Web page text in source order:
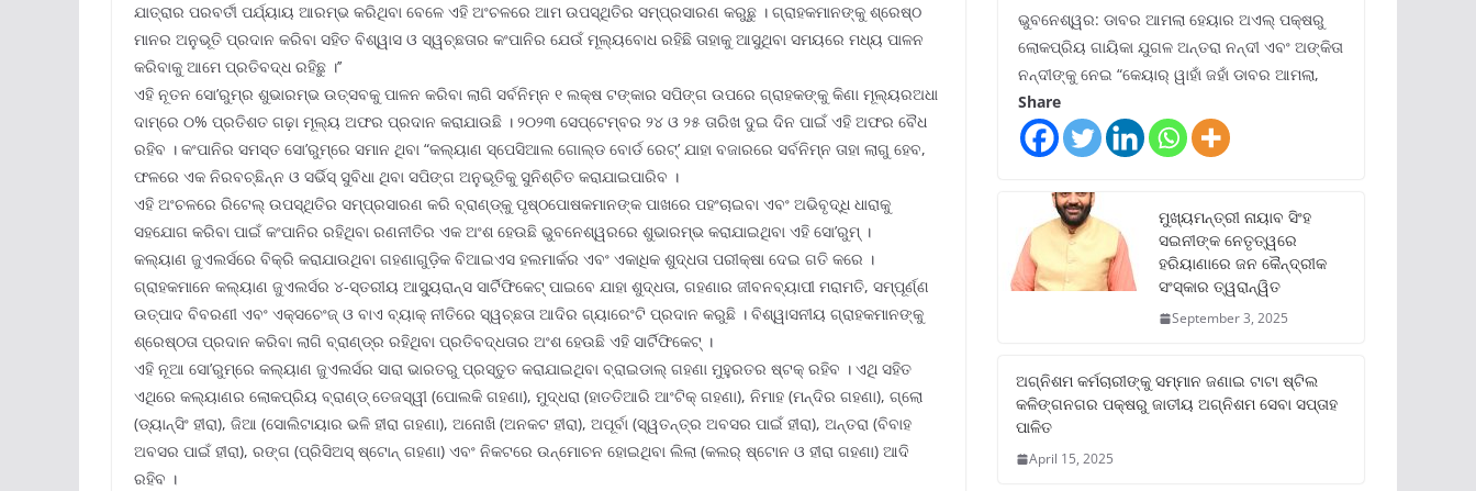
ଯାତ୍ରାର ପରବର୍ତୀ ପର୍ଯ୍ୟାୟ ଆରମ୍ଭ କରିଥିବା ବେଳେ ଏହି ଅଂଚଳରେ ଆମ ଉପସ୍ଥିତିର ସମ୍ପ୍ରସାରଣ କରୁଛୁ । ଗ୍ରାହକମାନଙ୍କୁ ଶ୍ରେଷ୍ଠ
ମାନର ଅନୁଭୂତି ପ୍ରଦାନ କରିବା ସହିତ ବିଶ୍ୱାସ ଓ ସ୍ୱଚ୍ଛତାର କଂପାନିର ଯେଉଁ ମୂଲ୍ୟବୋଧ ରହିଛି ତାହାକୁ ଆସୁଥିବା ସମୟରେ ମଧ୍ୟ ପାଳନ
କରିବାକୁ ଆମେ ପ୍ରତିବଦ୍ଧ ରହିଛୁ ।’’
ଏହି ନୂତନ ସୋ’ରୁମ୍‌ର ଶୁଭାରମ୍ଭ ଉତ୍ସବକୁ ପାଳନ କରିବା ଲାଗି ସର୍ବନିମ୍ନ ୧ ଲକ୍ଷ ଟଙ୍କାର ସପିଙ୍ଗ ଉପରେ ଗ୍ରାହକଙ୍କୁ କିଣା ମୂଲ୍ୟରଅଧା
ଦାମ୍‌ରେ ୦% ପ୍ରତିଶତ ଗଢ଼ା ମୂଲ୍ୟ ଅଫର ପ୍ରଦାନ କରାଯାଉଛି । ୨୦୨୩ ସେପ୍ଟେମ୍ବର ୨୪ ଓ ୨୫ ତାରିଖ ଦୁଇ ଦିନ ପାଇଁ ଏହି ଅଫର ବୈଧ
ରହିବ । କଂପାନିର ସମସ୍ତ ସୋ’ରୁମ୍‌ରେ ସମାନ ଥିବା “କଲ୍ୟାଣ ସ୍ପେସିଆଲ ଗୋଲ୍ଡ ବୋର୍ଡ ରେଟ୍‌’ ଯାହା ବଜାରରେ ସର୍ବନିମ୍ନ ତାହା ଲାଗୁ ହେବ,
ଫଳରେ ଏକ ନିରବଚ୍ଛିନ୍ନ ଓ ସର୍ଭିସ୍ ସୁବିଧା ଥିବା ସପିଙ୍ଗ ଅନୁଭୂତିକୁ ସୁନିଶ୍ଚିତ କରାଯାଇପାରିବ ।
ଏହି ଅଂଚଳରେ ରିଟେଲ୍ ଉପସ୍ଥିତିର ସମ୍ପ୍ରସାରଣ କରି ବ୍ରାଣ୍ଡ୍‌କୁ ପୃଷ୍ଠପୋଷକମାନଙ୍କ ପାଖରେ ପହଂଚାଇବା ଏବଂ ଅଭିବୃଦ୍ଧି ଧାରାକୁ
ସହଯୋଗ କରିବା ପାଇଁ କଂପାନିର ରହିଥିବା ରଣନୀତିର ଏକ ଅଂଶ ହେଉଛି ଭୁବନେଶ୍ୱରରେ ଶୁଭାରମ୍ଭ କରାଯାଇଥିବା ଏହି ସୋ’ରୁମ୍ ।
କଲ୍ୟାଣ ଜୁଏଲର୍ସରେ ବିକ୍ରି କରାଯାଉଥିବା ଗହଣାଗୁଡ଼ିକ ବିଆଇଏସ ହଲମାର୍କର ଏବଂ ଏକାଧିକ ଶୁଦ୍ଧତା ପରୀକ୍ଷା ଦେଇ ଗତି କରେ ।
ଗ୍ରାହକମାନେ କଲ୍ୟାଣ ଜୁଏଲର୍ସର ୪-ସ୍ତରୀୟ ଆସ୍ୟୁରାନ୍ସ ସାର୍ଟିଫିକେଟ୍ ପାଇବେ ଯାହା ଶୁଦ୍ଧତା, ଗହଣାର ଜୀବନବ୍ୟାପୀ ମରାମତି, ସମ୍ପୂର୍ଣ୍ଣ
ଉତ୍ପାଦ ବିବରଣୀ ଏବଂ ଏକ୍ସଚେଂଜ୍ ଓ ବାଏ ବ୍ୟାକ୍ ନୀତିରେ ସ୍ୱଚ୍ଛତା ଆଦିର ଗ୍ୟାରେଂଟି ପ୍ରଦାନ କରୁଛି । ବିଶ୍ୱାସନୀୟ ଗ୍ରାହକମାନଙ୍କୁ
ଶ୍ରେଷ୍ଠତା ପ୍ରଦାନ କରିବା ଲାଗି ବ୍ରାଣ୍ଡ୍‌ର ରହିଥିବା ପ୍ରତିବଦ୍ଧତାର ଅଂଶ ହେଉଛି ଏହି ସାର୍ଟିଫିକେଟ୍ ।
ଏହି ନୂଆ ସୋ’ରୁମ୍‌ରେ କଲ୍ୟାଣ ଜୁଏଲର୍ସର ସାରା ଭାରତରୁ ପ୍ରସ୍ତୁତ କରାଯାଇଥିବା ବ୍ରାଇଡାଲ୍ ଗହଣା ମୁହୁରତର ଷ୍ଟକ୍ ରହିବ । ଏଥି ସହିତ
ଏଥିରେ କଲ୍ୟାଣର ଲୋକପ୍ରିୟ ବ୍ରାଣ୍ଡ୍ ତେଜସ୍ୱୀ (ପୋଲକି ଗହଣା), ମୁଦ୍ଧରା (ହାତତିଆରି ଆଂଟିକ୍ ଗହଣା), ନିମାହ (ମନ୍ଦିର ଗହଣା), ଗ୍ଲୋ
(ଡ୍ୟାନ୍‌ସିଂ ହୀରା), ଜିଆ (ସୋଲିଟାୟାର ଭଳି ହୀରା ଗହଣା), ଅନୋଖି (ଅନକଟ ହୀରା), ଅପୂର୍ବା (ସ୍ୱତନ୍ତ୍ର ଅବସର ପାଇଁ ହୀରା), ଅନ୍ତରା (ବିବାହ
ଅବସର ପାଇଁ ହୀରା), ରଙ୍ଗ (ପ୍ରିସିଅସ୍ ଷ୍ଟୋନ୍ ଗହଣା) ଏବଂ ନିକଟରେ ଉନ୍ମୋଚନ ହୋଇଥିବା ଲିଲା (କଲର୍ ଷ୍ଟୋନ ଓ ହୀରା ଗହଣା) ଆଦି
ରହିବ ।
ଭୁବନେଶ୍ୱର: ଡାବର ଆମଲା ହେୟାର ଅଏଲ୍ ପକ୍ଷରୁ
ଲୋକପ୍ରିୟ ଗାୟିକା ଯୁଗଳ ଅନ୍ତରା ନନ୍ଦୀ ଏବଂ ଅଙ୍କିତା
ନନ୍ଦୀଙ୍କୁ ନେଇ “କେୟାର୍ ୱାହାଁ ଜହାଁ ଡାବର ଆମଲା,
Share
ମୁଖ୍ୟମନ୍ତ୍ରୀ ନାୟାବ ସିଂହ
ସଇନୀଙ୍କ ନେତୃତ୍ୱରେ
ହରିୟାଣାରେ ଜନ କୈନ୍ଦ୍ରୀକ
ସଂସ୍କାର ତ୍ୱରାନ୍ୱିତ
September 3, 2025
ଅଗ୍ନିଶମ କର୍ମଚାରୀଙ୍କୁ ସମ୍ମାନ ଜଣାଇ ଟାଟା ଷ୍ଟିଲ
କଳିଙ୍ଗନଗର ପକ୍ଷରୁ ଜାତୀୟ ଅଗ୍ନିଶମ ସେବା ସପ୍ତାହ
ପାଳିତ
April 15, 2025